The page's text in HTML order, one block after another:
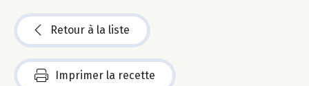
Retour à la liste
Imprimer la recette